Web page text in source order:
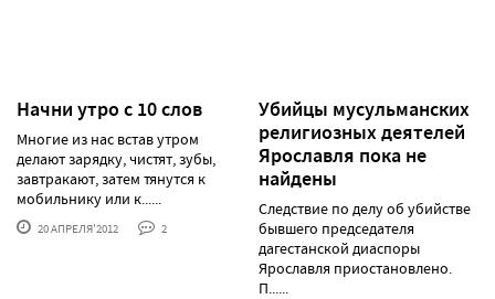
Начни утро с 10 слов
Многие из нас встав утром
делают зарядку, чистят, зубы,
завтракают, затем тянутся к
мобильнику или к......
20 АПРЕЛЯ'2012 2
Убийцы мусульманских
религиозных деятелей
Ярославля пока не
найдены
Следствие по делу об убийстве
бывшего председателя
дагестанской диаспоры
Ярославля приостановлено.
П......